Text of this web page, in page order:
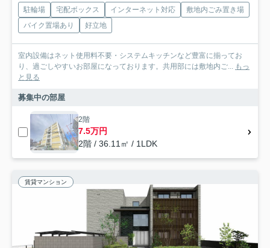
駐輪場 宅配ボックス インターネット対応
敷地内ごみ置き場
バイク置場あり
好立地
室内設備はネット使用料不要・システムキッチンなど豊富に揃ってお
り、過ごしやすいお部屋になっております。共用部には敷地内ご... もっ
と見る
募集中の部屋
2階
7.5万円
2階 / 36.11㎡ / 1LDK
賃貸マンション